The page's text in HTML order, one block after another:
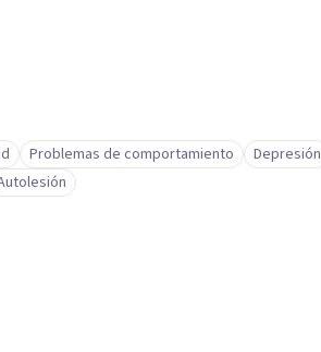
Problemas de comportamiento Depresión